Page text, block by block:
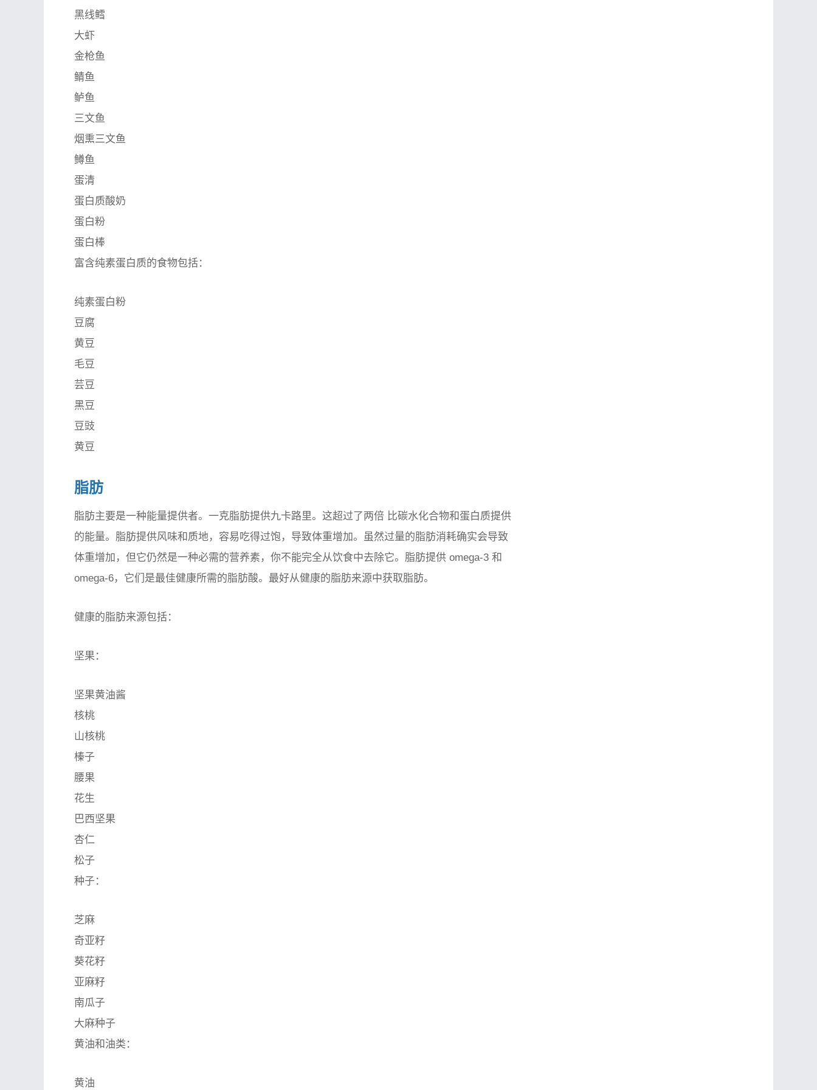
黑线鳕
大虾
金枪鱼
鲭鱼
鲈鱼
三文鱼
烟熏三文鱼
鳟鱼
蛋清
蛋白质酸奶
蛋白粉
蛋白棒
富含纯素蛋白质的食物包括：
纯素蛋白粉
豆腐
黄豆
毛豆
芸豆
黑豆
豆豉
黄豆
脂肪
脂肪主要是一种能量提供者。一克脂肪提供九卡路里。这超过了两倍 比碳水化合物和蛋白质提供
的能量。脂肪提供风味和质地，容易吃得过饱，导致体重增加。虽然过量的脂肪消耗确实会导致
体重增加，但它仍然是一种必需的营养素，你不能完全从饮食中去除它。脂肪提供 omega-3 和
omega-6，它们是最佳健康所需的脂肪酸。最好从健康的脂肪来源中获取脂肪。
健康的脂肪来源包括：
坚果：
坚果黄油酱
核桃
山核桃
榛子
腰果
花生
巴西坚果
杏仁
松子
种子：
芝麻
奇亚籽
葵花籽
亚麻籽
南瓜子
大麻种子
黄油和油类：
黄油